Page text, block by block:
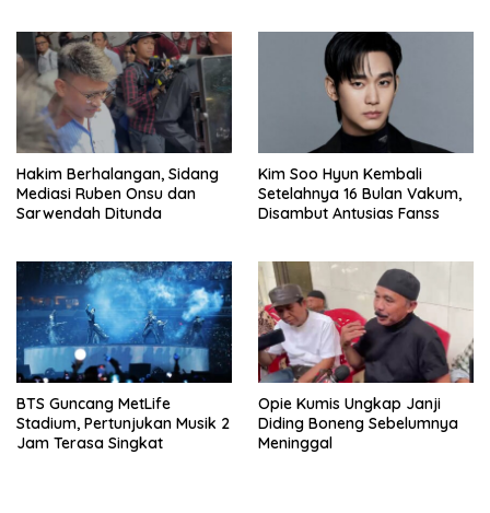
Hakim Berhalangan, Sidang
Mediasi Ruben Onsu dan
Sarwendah Ditunda
Kim Soo Hyun Kembali
Setelahnya 16 Bulan Vakum,
Disambut Antusias Fanss
BTS Guncang MetLife
Stadium, Pertunjukan Musik 2
Jam Terasa Singkat
Opie Kumis Ungkap Janji
Diding Boneng Sebelumnya
Meninggal